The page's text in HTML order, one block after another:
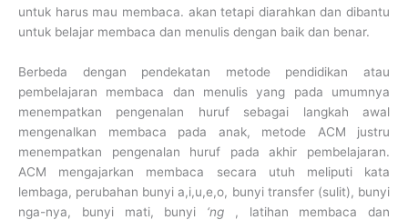
untuk harus mau membaca. akan tetapi diarahkan dan dibantu
untuk belajar membaca dan menulis dengan baik dan benar.
Berbeda dengan pendekatan metode pendidikan atau
pembelajaran membaca dan menulis yang pada umumnya
menempatkan pengenalan huruf sebagai langkah awal
mengenalkan membaca pada anak, metode ACM justru
menempatkan pengenalan huruf pada akhir pembelajaran.
ACM mengajarkan membaca secara utuh meliputi kata
lembaga, perubahan bunyi a,i,u,e,o, bunyi transfer (sulit), bunyi
nga-nya, bunyi mati, bunyi ‘ng , latihan membaca dan